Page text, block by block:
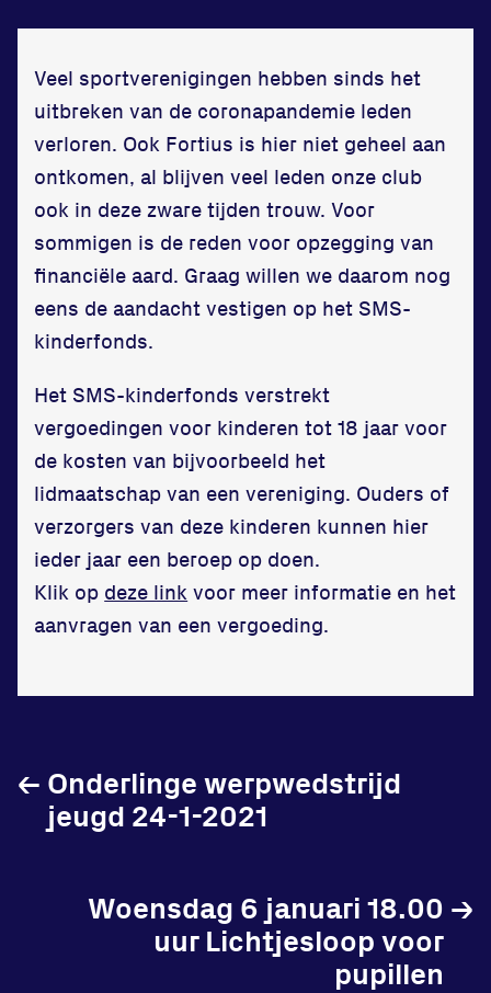
Zet een personal record
in onze gym
Fitness
Updates
Atleten
Vereniging
Contact
Locatie
Halmaheiraplein 35
3312 GH Dordrecht
Informatie
Privacy en cookies
Veel sportverenigingen hebben sinds het
uitbreken van de coronapandemie leden
verloren. Ook Fortius is hier niet geheel aan
ontkomen, al blijven veel leden onze club
ook in deze zware tijden trouw. Voor
sommigen is de reden voor opzegging van
financiële aard. Graag willen we daarom nog
eens de aandacht vestigen op het SMS-
kinderfonds.
Het SMS-kinderfonds verstrekt
vergoedingen voor kinderen tot 18 jaar voor
de kosten van bijvoorbeeld het
lidmaatschap van een vereniging. Ouders of
verzorgers van deze kinderen kunnen hier
ieder jaar een beroep op doen.
Klik op deze link voor meer informatie en het
aanvragen van een vergoeding.
Onderlinge werpwedstrijd
jeugd 24-1-2021
←
Woensdag 6 januari 18.00
uur Lichtjesloop voor
pupillen
→